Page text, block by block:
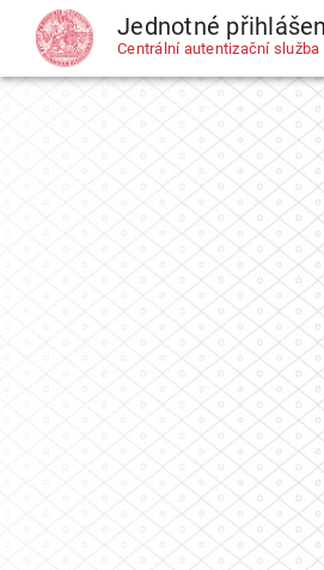
CAS Jednotné
Centrální autentizační služba